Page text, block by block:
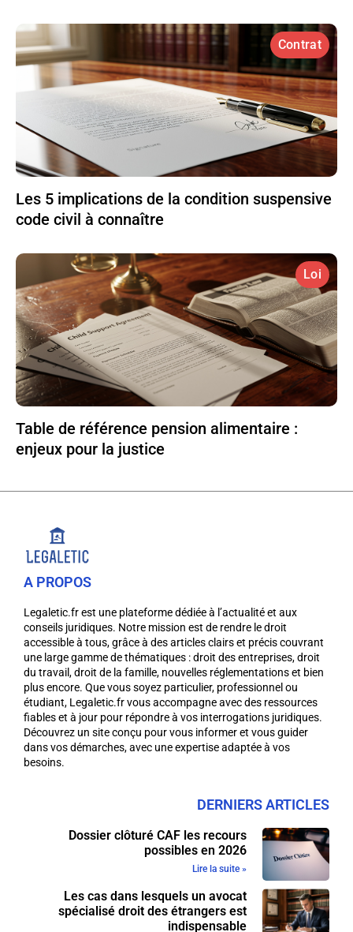
Contrat
Les 5 implications de la condition suspensive
code civil à connaître
Loi
Table de référence pension alimentaire :
enjeux pour la justice
A PROPOS
Legaletic.fr est une plateforme dédiée à l’actualité et aux
conseils juridiques. Notre mission est de rendre le droit
accessible à tous, grâce à des articles clairs et précis couvrant
une large gamme de thématiques : droit des entreprises, droit
du travail, droit de la famille, nouvelles réglementations et bien
plus encore. Que vous soyez particulier, professionnel ou
étudiant, Legaletic.fr vous accompagne avec des ressources
fiables et à jour pour répondre à vos interrogations juridiques.
Découvrez un site conçu pour vous informer et vous guider
dans vos démarches, avec une expertise adaptée à vos
besoins.
DERNIERS ARTICLES
Dossier clôturé CAF les recours
possibles en 2026
Lire la suite »
Les cas dans lesquels un avocat
spécialisé droit des étrangers est
indispensable